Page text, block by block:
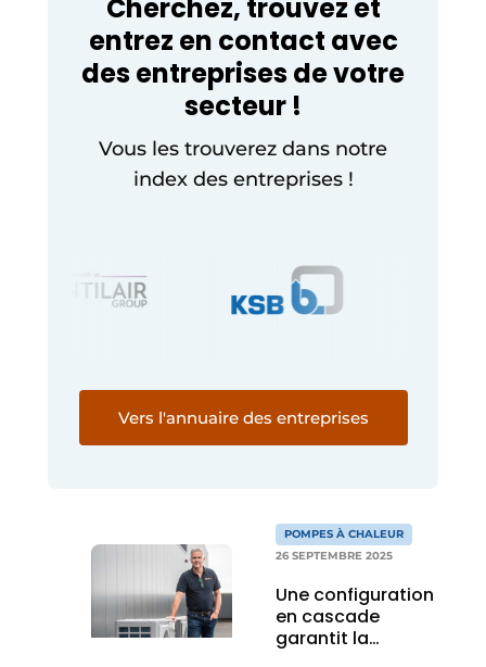
Cherchez, trouvez et
entrez en contact avec
des entreprises de votre
secteur !
Vous les trouverez dans notre
index des entreprises !
Vers l'annuaire des entreprises
POMPES À CHALEUR
26 SEPTEMBRE 2025
Une configuration
en cascade
garantit la